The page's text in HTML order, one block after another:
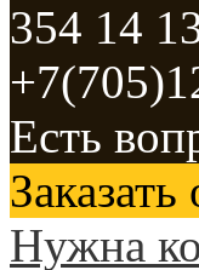
354 14
Есть
Нужна